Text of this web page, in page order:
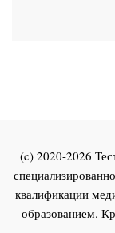
(c) 2020-2026
квалификации
образованием.